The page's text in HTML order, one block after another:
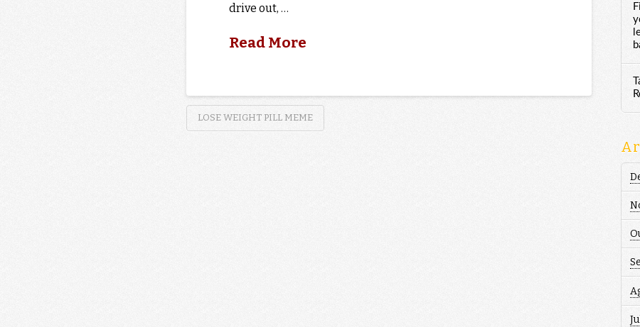
drive out, …
Read More
LOSE WEIGHT PILL MEME